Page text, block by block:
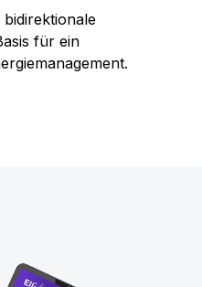
für ein